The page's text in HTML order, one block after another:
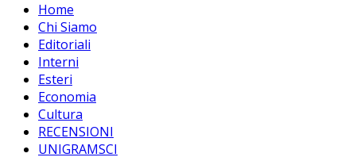
Home
Chi Siamo
Editoriali
Interni
Esteri
Economia
Cultura
RECENSIONI
UNIGRAMSCI